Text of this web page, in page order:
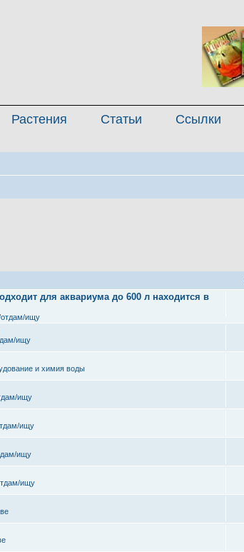
Растения Статьи Ссылки
для аквариума до 600 л находится в
ищу
ищу
и химия воды
ищу
ищу
ищу
ищу